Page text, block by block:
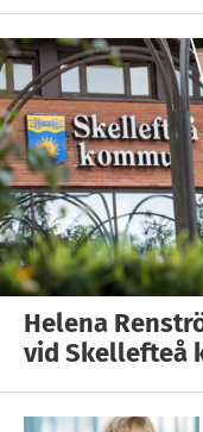
Helena
vid Skellefteå